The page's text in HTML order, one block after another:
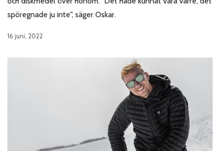
spöregnade ju inte", säger Oskar.
16 juni, 2022